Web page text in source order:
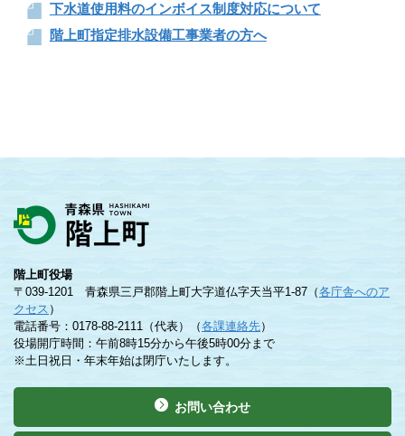
下水道使用料のインボイス制度対応について
階上町指定排水設備工事業者の方へ
階上町役場
〒039-1201 青森県三戸郡階上町大字道仏字天当平1-87（各庁舎へのア
クセス ）
電話番号：0178-88-2111（代表）（各課連絡先）
役場開庁時間：午前8時15分から午後5時00分まで
※土日祝日・年末年始は閉庁いたします。
お問い合わせ